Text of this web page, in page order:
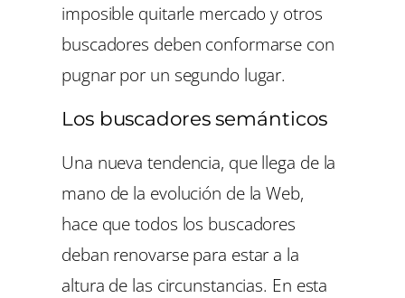
imposible quitarle mercado y otros
buscadores deben conformarse con
pugnar por un segundo lugar.
Los buscadores semánticos
Una nueva tendencia, que llega de la
mano de la evolución de la Web,
hace que todos los buscadores
deban renovarse para estar a la
altura de las circunstancias. En esta